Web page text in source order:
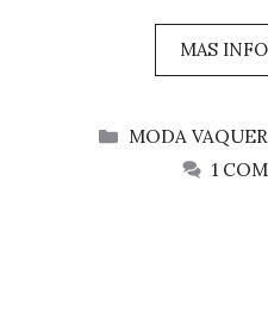
MAS
CATEGORÍAS
MODA
1